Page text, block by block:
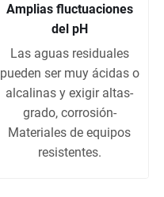
Amplias fluctuaciones
del pH
Las aguas residuales
pueden ser muy ácidas o
alcalinas y exigir altas-
grado, corrosión-
Materiales de equipos
resistentes.